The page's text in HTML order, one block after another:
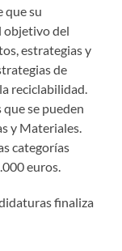
que su
objetivo del
estrategias y
de
reciclabilidad.
se pueden
y Materiales.
categorías
euros.
finaliza